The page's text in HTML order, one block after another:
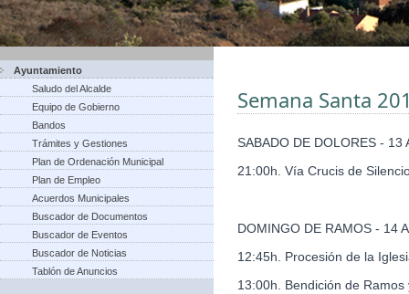
Ayuntamiento
Saludo del Alcalde
Equipo de Gobierno
Bandos
Trámites y Gestiones
Plan de Ordenación Municipal
Plan de Empleo
Acuerdos Municipales
Buscador de Documentos
Buscador de Eventos
Buscador de Noticias
Tablón de Anuncios
Semana Santa
SABADO DE DOLORES - 13
21:00h. Vía Crucis de
DOMINGO DE RAMOS - 14
12:45h. Procesión de la
13:00h. Bendición de